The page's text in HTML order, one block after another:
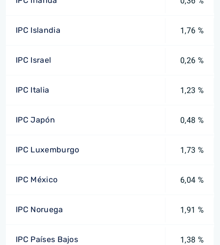
IPC Islandia 1,76 %
IPC Israel 0,26 %
IPC Italia 1,23 %
IPC Japón 0,48 %
IPC Luxemburgo 1,73 %
IPC México 6,04 %
IPC Noruega 1,91 %
IPC Países Bajos 1,38 %